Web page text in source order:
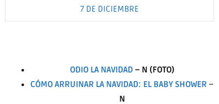
7 DE DICIEMBRE
ODIO LA NAVIDAD –N (FOTO)
CÓMO ARRUINAR LA NAVIDAD: EL BABYSHOWER –
N